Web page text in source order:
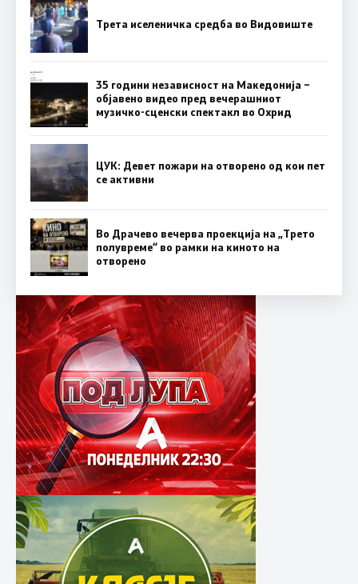
Трета иселеничка средба во Видовиште
35 години независност на Македонија –
објавено видео пред вечерашниот
музичко-сценски спектакл во Охрид
ЦУК: Девет пожари на отворено од кои пет
се активни
Во Драчево вечерва проекција на „Трето
полувреме“ во рамки на киното на
отворено